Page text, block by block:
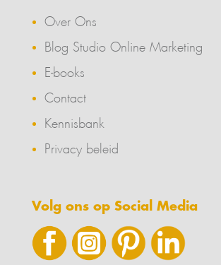
Over Ons
Blog Studio Online Marketing
E-books
Contact
Kennisbank
Privacy beleid
Volg ons op Social Media